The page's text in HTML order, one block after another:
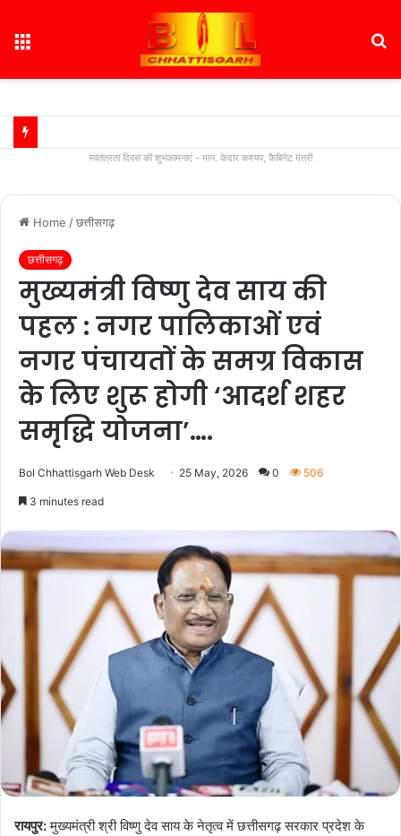
स्वतंत्रता दिवस की शुभकामनाएं - मान. केदार कश्यप, कैबिनेट मंत्री
Home /छत्तीसगढ़
छत्तीसगढ़
मुख्यमंत्री विष्णु देव साय की
पहल : नगर पालिकाओं एवं
नगर पंचायतों के समग्र विकास
के लिए शुरू होगी ‘आदर्श शहर
समृद्धि योजना’….
Bol Chhattisgarh Web Desk 25 May, 2026 0 506
3 minutes read
रायपुर:मुख्यमंत्री श्री विष्णु देव साय के नेतृत्व में छत्तीसगढ़ सरकार प्रदेश के